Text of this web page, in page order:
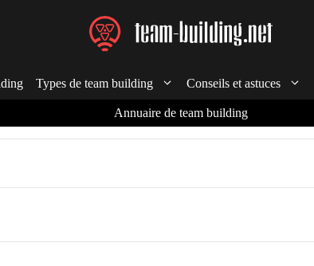
Types de team building Conseils et astuces
Annuaire de team building